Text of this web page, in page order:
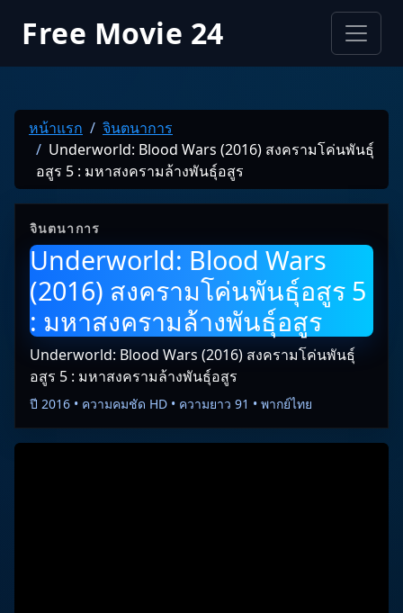
Free Movie 24
หน้าแรก
จินตนาการ
Underworld: Blood Wars (2016) สงครามโค่นพันธุ์
อสูร 5 : มหาสงครามล้างพันธุ์อสูร
จินตนาการ
Underworld: Blood Wars
(2016) สงครามโค่นพันธุ์อสูร 5
: มหาสงครามล้างพันธุ์อสูร
Underworld: Blood Wars (2016) สงครามโค่นพันธุ์
อสูร 5 : มหาสงครามล้างพันธุ์อสูร
ปี 2016 • ความคมชัด HD • ความยาว 91 • พากย์ไทย